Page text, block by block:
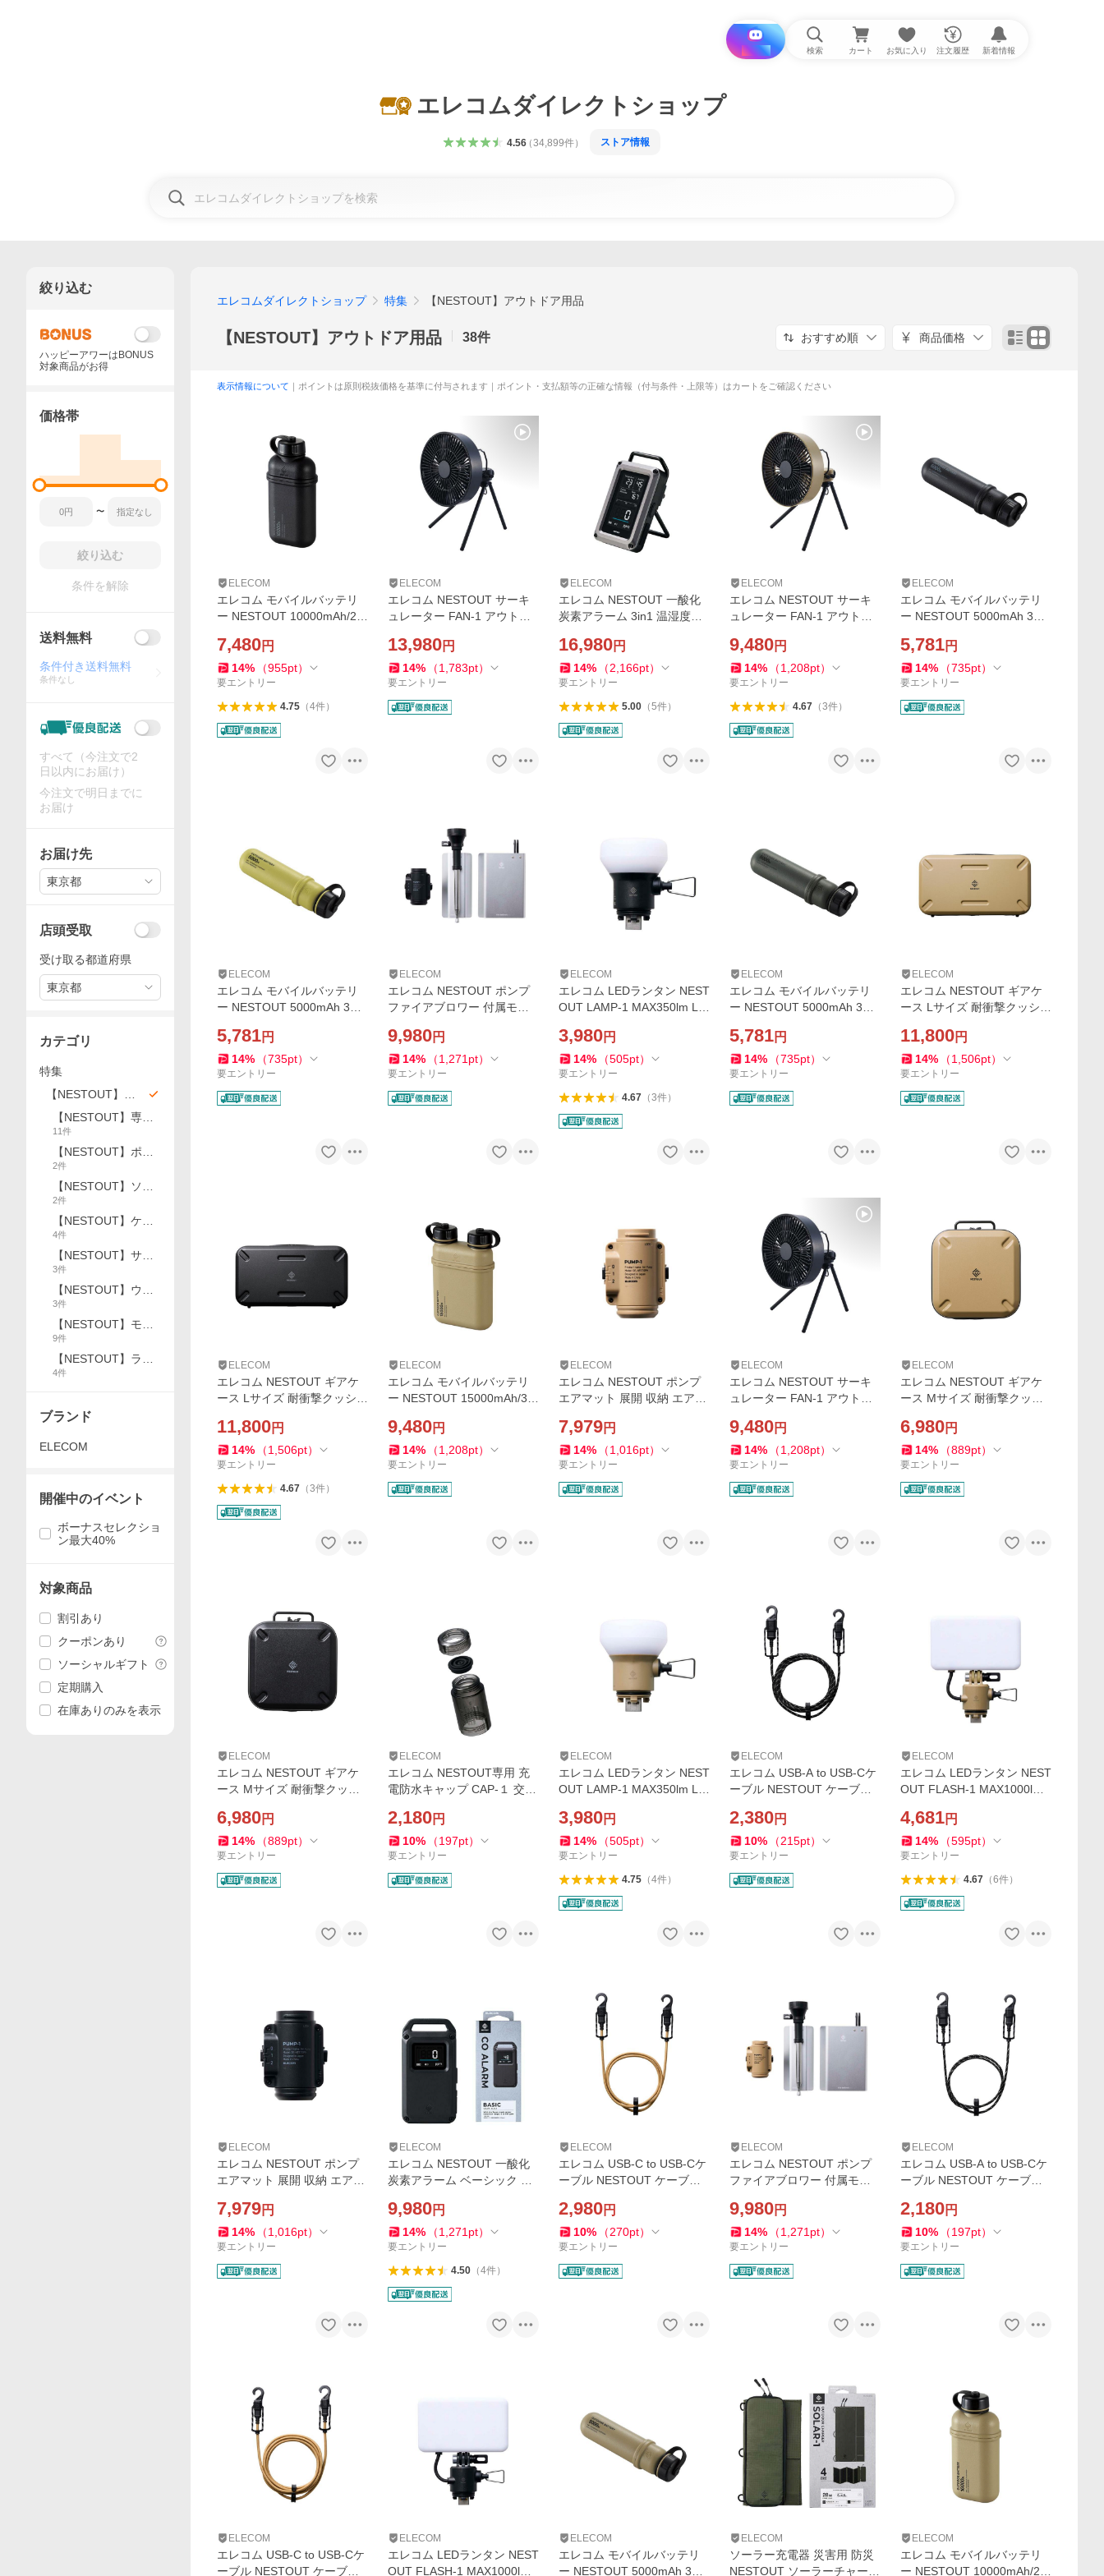
i と探す 検索 カート お気に入り 注文履歴 新着情報
エレコムダイレクトショップ
4.56（34,899件） ストア情報
エレコムダイレクトショップ 特集 【NESTOUT】アウトドア用品
【NESTOUT】アウトドア用品 38件 おすすめ順 商品価格
表示情報について ｜ポイントは原則税抜価格を基準に付与されます｜ポイント・支払額等の正確な情報（付与条件・上限等）はカートをご確認ください
ELECOM
エレコム モバイルバッテリ
ー NESTOUT 10000mAh/20
ト USB-A 1ポート ネストア
ウト アウトドア ブラック D
E-NEST-10000BK
7,480円
14% （955pt）
要エントリー
4.75（4件）
ELECOM
エレコム NESTOUT サーキ
ュレーター FAN-1 アウトド
機能 4段階風量調整可能 タイ
マー機能 専用バッグ付き ブ
ラック FAN-NEST-GF1FBK
13,980円
14% （1,783pt）
要エントリー
ELECOM
エレコム NESTOUT 一酸化
炭素アラーム 3in1 温湿度計
電池 IP54 USB-CtoUSB-Cケ
ーブル付属 ブラック ELECO
M OD-NESTCOM1BK
16,980円
14% （2,166pt）
要エントリー
5.00（5件）
ELECOM
エレコム NESTOUT サーキ
ュレーター FAN-1 アウトド
機能 4段階風量調整可能 タイ
マー機能 サンドベージュ FA
N-NEST-GF1BE
9,480円
14% （1,208pt）
要エントリー
4.67（3件）
ELECOM
エレコム モバイルバッテリ
ー NESTOUT 5000mAh 3A
SB-A 1ポート ネストアウト
アウトドア タイプC ブラッ
ク DE-NEST-5000BK
5,781円
14% （735pt）
要エントリー
ELECOM
エレコム モバイルバッテリ
ー NESTOUT 5000mAh 3A
SB-A 1ポート ネストアウト
アウトドア タイプC マスタ
ード DE-NEST-5000MA
5,781円
14% （735pt）
要エントリー
ELECOM
エレコム NESTOUT ポンプ
ファイアブロワー 付属モデ
マット 展開 収納 エアポンプ
大風量 PUMP-1 ブラック DE
-NESTGPMF1BK
9,980円
14% （1,271 pt）
要エントリー
ELECOM
エレコム LEDランタン NEST
OUT LAMP-1 MAX350lm LE
ウトドア LAMP-1 専用ギア
ブラック DE-NEST-GLP01B
K
3,980円
14% （505pt）
要エントリー
4.67（3件）
ELECOM
エレコム モバイルバッテリ
ー NESTOUT 5000mAh 3A
SB-A 1ポート ネストアウト
アウトドア タイプC オリー
ブ DE-NEST-5000OV
5,781円
14% （735pt）
要エントリー
ELECOM
エレコム NESTOUT ギアケ
ース Lサイズ 耐衝撃クッショ
ELECOM BM-NESTGC1LBE
11,800円
14% （1,506pt）
要エントリー
ELECOM
エレコム NESTOUT ギアケ
ース Lサイズ 耐衝撃クッショ
ELECOM BM-NESTGC1LBK
11,800円
14% （1,506pt）
要エントリー
4.67（3件）
ELECOM
エレコム モバイルバッテリ
ー NESTOUT 15000mAh/32
ト USB-A 2ポート ネストア
ウト アウトドア サンドベー
ジュ DE-NEST-15000BE
9,480円
14% （1,208pt）
要エントリー
ELECOM
エレコム NESTOUT ポンプ
エアマット 展開 収納 エアポ
ュ DE-NESTGPM1BE
7,979円
14% （1,016pt）
要エントリー
ELECOM
エレコム NESTOUT サーキ
ュレーター FAN-1 アウトド
機能 4段階風量調整可能 タイ
マー機能 ブラック FAN-NES
T-GF1BK
9,480円
14% （1,208pt）
要エントリー
ELECOM
エレコム NESTOUT ギアケ
ース Mサイズ 耐衝撃クッシ
ュ ELECOM BM-NESTGC1
MBE
6,980円
14% （889pt）
要エントリー
ELECOM
エレコム NESTOUT ギアケ
ース Mサイズ 耐衝撃クッシ
ク ELECOM BM-NESTGC1
MBK
6,980円
14% （889pt）
要エントリー
ELECOM
エレコム NESTOUT専用 充
電防水キャップ CAP-１ 交換
D-NEWPCP1BK
2,180円
10% （197pt）
要エントリー
ELECOM
エレコム LEDランタン NEST
OUT LAMP-1 MAX350lm LE
ウトドア LAMP-1 専用ギア
サンドベージュ DE-NEST-G
LP01BE
3,980円
14% （505pt）
要エントリー
4.75（4件）
ELECOM
エレコム USB-A to USB-Cケ
ーブル NESTOUT ケーブル
プ一体型フック付き IP54 15
W対応 2.0m ブラック MPA-A
CNE20BK
2,380円
10% （215pt）
要エントリー
ELECOM
エレコム LEDランタン NEST
OUT FLASH-1 MAX1000lm
アウトドア FLASH-1 専用ギ
ア サンドベージュ DE-NEST
-GFL01BE
4,681円
14% （595pt）
要エントリー
4.67（6件）
ELECOM
エレコム NESTOUT ポンプ
エアマット 展開 収納 エアポ
ク DE-NESTGPM1BK
7,979円
14% （1,016pt）
要エントリー
ELECOM
エレコム NESTOUT 一酸化
炭素アラーム ベーシック 充
4 USB-CtoUSB-Cケーブル付
属 ブラック ELECOM OD-N
ESTCOS1BK
9,980円
14% （1,271 pt）
要エントリー
4.50（4件）
ELECOM
エレコム USB-C to USB-Cケ
ーブル NESTOUT ケーブル
フック付き IP54 USB Power
Delivery 100W対応 1.0m ベ
ージュ MPA-CCNE10BE
2,980円
10% （270pt）
要エントリー
ELECOM
エレコム NESTOUT ポンプ
ファイアブロワー 付属モデ
マット 展開 収納 エアポンプ
大風量 PUMP-1 ベージュ DE
-NESTGPMF1BE
9,980円
14% （1,271 pt）
要エントリー
ELECOM
エレコム USB-A to USB-Cケ
ーブル NESTOUT ケーブル
プ一体型フック付き IP54 15
W対応 1.0m ブラック MPA-A
CNE10BK
2,180円
10% （197pt）
要エントリー
ELECOM
エレコム USB-C to USB-Cケ
ーブル NESTOUT ケーブル
ELECOM
エレコム LEDランタン NEST
OUT FLASH-1 MAX1000lm
ELECOM
エレコム モバイルバッテリ
ー NESTOUT 5000mAh 3A
ELECOM
ソーラー充電器 災害用 防災
NESTOUT ソーラーチャージ
ELECOM
エレコム モバイルバッテリ
ー NESTOUT 10000mAh/20
絞り込む
ハッピーアワーはBONUS
対象商品がお得
価格帯
〜
絞り込む
条件を解除
送料無料
条件付き送料無料
条件なし
すべて（今注文で2
日以内にお届け）
今注文で明日までに
お届け
お届け先
東京都
店頭受取
受け取る都道府県
東京都
カテゴリ
特集
【NESTOUT】ア
ウトドア用品
【NESTOUT】専用
ギア
11件
【NESTOUT】ポー
タブル電源
2件
【NESTOUT】ソー
ラーパネル
2件
【NESTOUT】ケー
ブル
4件
【NESTOUT】サー
キュレーター
3件
【NESTOUT】ウェ
アラブルスピーカー
3件
【NESTOUT】モバ
イルバッテリー
9件
【NESTOUT】ラン
タン
4件
ブランド
ELECOM
開催中のイベント
ボーナスセレクショ
ン最大40%
対象商品
割引あり
クーポンあり
ソーシャルギフト
定期購入
在庫ありのみを表示